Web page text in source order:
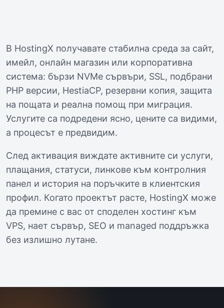
В HostingX получавате стабилна среда за сайт,
имейл, онлайн магазин или корпоративна
система: бързи NVMe сървъри, SSL, подбрани
PHP версии, HestiaCP, резервни копия, защита
на пощата и реална помощ при миграция.
Услугите са подредени ясно, цените са видими,
а процесът е предвидим.
След активация виждате активните си услуги,
плащания, статуси, линкове към контролния
панел и история на поръчките в клиентския
профил. Когато проектът расте, HostingX може
да премине с вас от споделен хостинг към
VPS, нает сървър, SEO и managed поддръжка
без излишно лутане.